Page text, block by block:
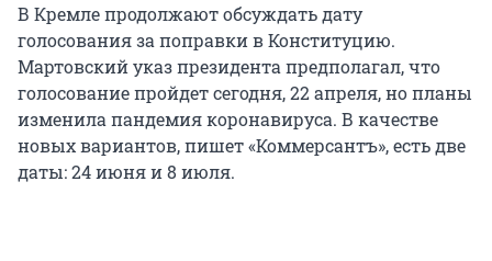
В Кремле продолжают обсуждать дату
голосования за поправки в Конституцию.
Мартовский указ президента предполагал, что
голосование пройдет сегодня, 22 апреля, но планы
изменила пандемия коронавируса. В качестве
новых вариантов, пишет «Коммерсантъ», есть две
даты: 24 июня и 8 июля.